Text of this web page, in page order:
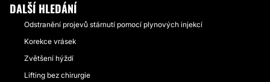
DALŠÍ HLEDÁNÍ
Odstranění projevů stárnutí pomocí plynových injekcí
Korekce vrásek
Zvětšení hýždí
Lifting bez chirurgie